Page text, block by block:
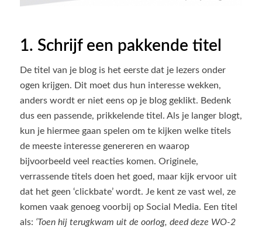
1. Schrijf een pakkende titel
De titel van je blog is het eerste dat je lezers onder
ogen krijgen. Dit moet dus hun interesse wekken,
anders wordt er niet eens op je blog geklikt. Bedenk
dus een passende, prikkelende titel. Als je langer blogt,
kun je hiermee gaan spelen om te kijken welke titels
de meeste interesse genereren en waarop
bijvoorbeeld veel reacties komen. Originele,
verrassende titels doen het goed, maar kijk ervoor uit
dat het geen ‘clickbate’ wordt. Je kent ze vast wel, ze
komen vaak genoeg voorbij op Social Media. Een titel
als: ‘Toen hij terugkwam uit de oorlog, deed deze WO-2